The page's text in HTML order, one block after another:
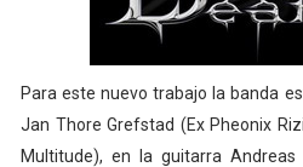
Para este nuevo trabajo la banda
Jan Thore Grefstad (Ex Pheonix
Multitude), en la guitarra